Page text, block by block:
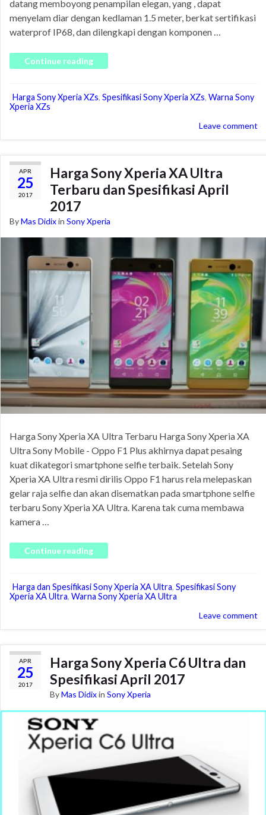
datang memboyong penampilan elegan, yang , dapat
menyelam diar dengan kedlaman 1.5 meter, berkat sertifikasi
waterprof IP68, dan dilengkapi dengan komponen …
Continue reading
Harga Sony Xperia XZs, Spesifikasi Sony Xperia XZs, Warna Sony
Xperia XZs
Leave comment
APR
25
2017
Harga Sony Xperia XA Ultra
Terbaru dan Spesifikasi April
2017
ByMas Didixin Sony Xperia
Harga Sony Xperia XA Ultra Terbaru Harga Sony Xperia XA
Ultra Sony Mobile - Oppo F1 Plus akhirnya dapat pesaing
kuat dikategori smartphone selfie terbaik. Setelah Sony
Xperia XA Ultra resmi dirilis Oppo F1 harus rela melepaskan
gelar raja selfie dan akan disematkan pada smartphone selfie
terbaru Sony Xperia XA Ultra. Karena tak cuma membawa
kamera …
Continue reading
Harga dan Spesifikasi Sony Xperia XA Ultra, Spesifikasi Sony
Xperia XA Ultra, Warna Sony Xperia XA Ultra
Leave comment
APR
25
2017
Harga Sony Xperia C6 Ultra dan
Spesifikasi April 2017
ByMas Didixin Sony Xperia